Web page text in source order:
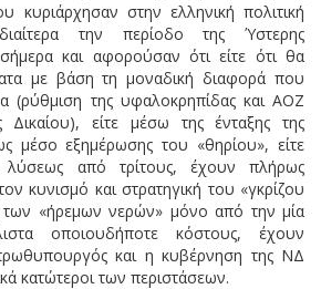
κυριάρχησαν στην ελληνική πολιτική
την περίοδο της Ύστερης
και αφορούσαν ότι είτε ότι θα
με βάση τη μοναδική διαφορά που
(ρύθμιση της υφαλοκρηπίδας και ΑΟΖ
είτε μέσω της ένταξης της
μέσο εξημέρωσης του «θηρίου», είτε
λύσεως από τρίτους, έχουν πλήρως
κυνισμό και στρατηγική του «γκρίζου
των «ήρεμων νερών» μόνο από την μία
οποιουδήποτε κόστους, έχουν
και η κυβέρνηση της ΝΔ
κατώτεροι των περιστάσεων.